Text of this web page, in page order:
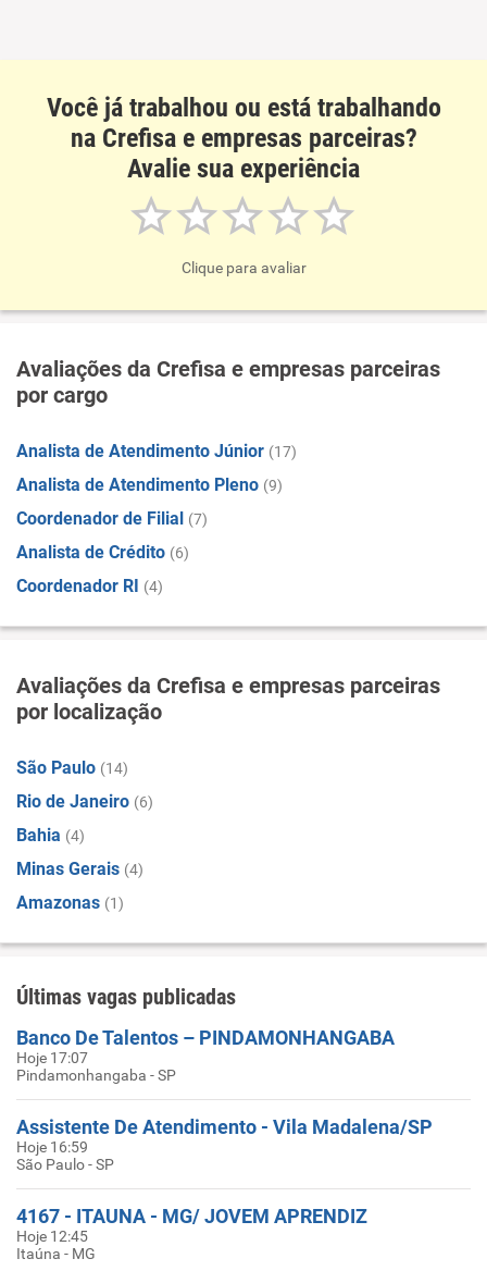
Você já trabalhou ou está trabalhando
na Crefisa e empresas parceiras?
Avalie sua experiência
Clique para avaliar
Avaliações da Crefisa e empresas parceiras
por cargo
Analista de Atendimento Júnior (17)
Analista de Atendimento Pleno (9)
Coordenador de Filial (7)
Analista de Crédito (6)
Coordenador RI (4)
Avaliações da Crefisa e empresas parceiras
por localização
São Paulo (14)
Rio de Janeiro (6)
Bahia (4)
Minas Gerais (4)
Amazonas (1)
Últimas vagas publicadas
Banco De Talentos – PINDAMONHANGABA
Hoje 17:07
Pindamonhangaba - SP
Assistente De Atendimento - Vila Madalena/SP
Hoje 16:59
São Paulo - SP
4167 - ITAUNA - MG/ JOVEM APRENDIZ
Hoje 12:45
Itaúna - MG